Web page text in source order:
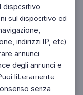
dispositivo,
sul dispositivo ed
indirizzi IP, etc)
annunci
degli annunci e
liberamente
senza